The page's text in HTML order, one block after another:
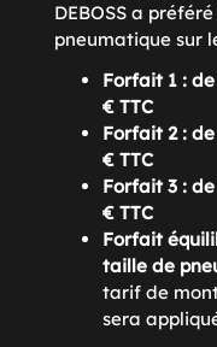
DEBOSS a
pneumatique sur
Forfait 1 :
€ TTC
Forfait 2 :
€ TTC
Forfait 3 :
€ TTC
Forfait
taille de
tarif de
sera